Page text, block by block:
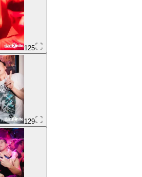
125
129